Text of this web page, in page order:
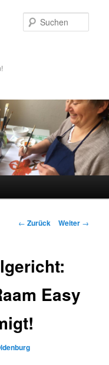
Beitrags-
← Zurück Weiter →
Easy